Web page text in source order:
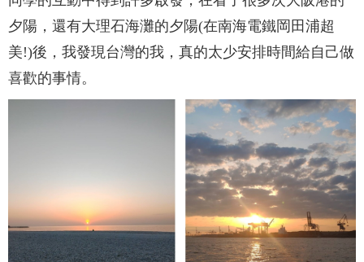
夕陽，還有大理石海灘的夕陽(在南海電鐵岡田浦超
美!)後，我發現台灣的我，真的太少安排時間給自己做
喜歡的事情。